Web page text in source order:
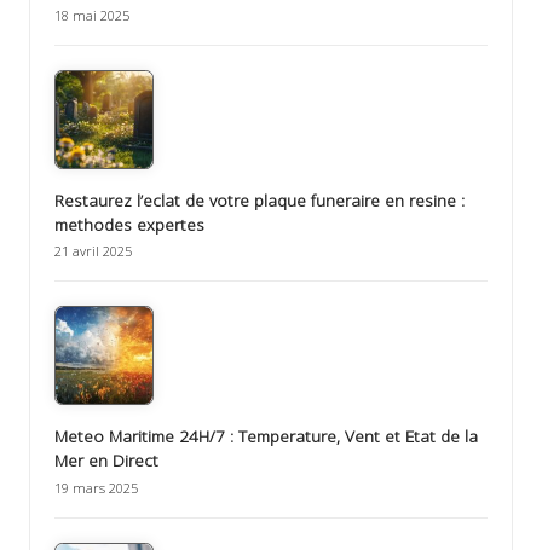
18 mai 2025
Restaurez l’eclat de votre plaque funeraire en resine :
methodes expertes
21 avril 2025
Meteo Maritime 24H/7 : Temperature, Vent et Etat de la
Mer en Direct
19 mars 2025